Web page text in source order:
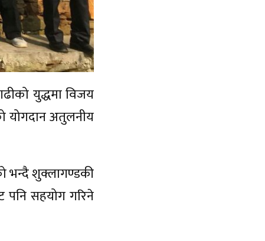
युद्धमा विजय
योगदान अतुलनीय
भन्दै शुक्लागण्डकी
पनि सहयोग गरिने